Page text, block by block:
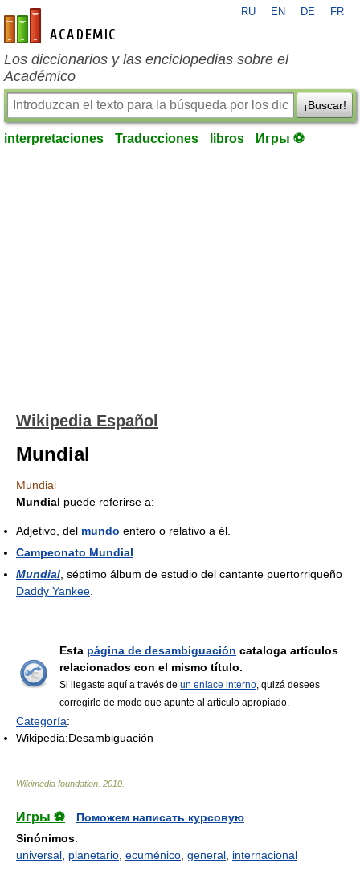
es-academic.com
RU EN DE FR
Los diccionarios y las enciclopedias sobre el
Académico
¡Buscar!
interpretaciones Traducciones libros Игры ⚽
Wikipedia Español
Mundial
Mundial
Mundial puede referirse a:
Adjetivo, del mundo entero o relativo a él.
Campeonato Mundial
Mundial , séptimo álbum de estudio del cantante puertorriqueño
Daddy Yankee
Esta página de desambiguación cataloga artículos
relacionados con el mismo título.
Si llegaste aquí a través de un enlace interno, quizá desees
corregirlo de modo que apunte al artículo apropiado.
Categoría:
Wikipedia:Desambiguación
Wikimedia foundation 2010
Игры ⚽
Поможем написать курсовую
Sinónimos:
universal planetario ecuménico general internacional